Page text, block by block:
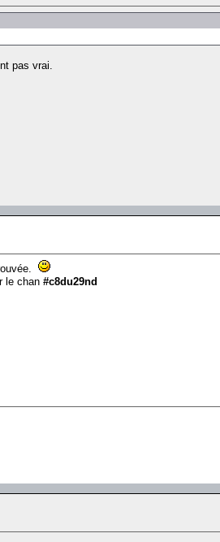
pas vrai.
le chan #c8du29nd